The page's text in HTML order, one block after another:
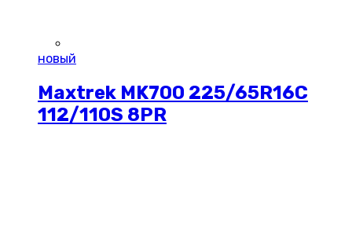
новый
Maxtrek MK700 225/65R16C
112/110S 8PR